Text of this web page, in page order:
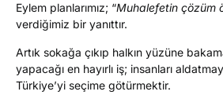
Eylem planlarımız; “Muhalefetin çözüm
verdiğimiz bir yanıttır.
Artık sokağa çıkıp halkın yüzüne
yapacağı en hayırlı iş; insanları
Türkiye’yi seçime götürmektir.